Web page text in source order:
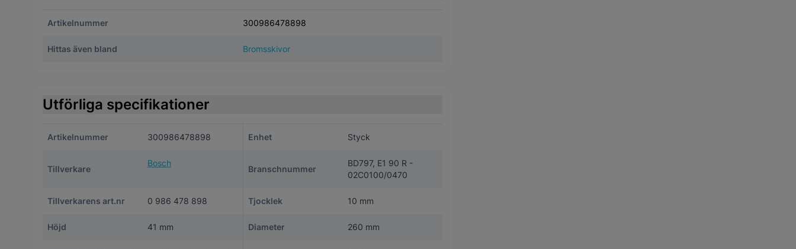
Artikelnummer 300986478898
Hittas även bland Bromsskivor
Utförliga specifikationer
Artikelnummer 300986478898 Enhet Styck
Tillverkare
Bosch
Branschnummer
BD797, E1 90 R -
02C0100/0470
Tillverkarens art.nr 0 986 478 898 Tjocklek 10 mm
Höjd 41 mm Diameter 260 mm